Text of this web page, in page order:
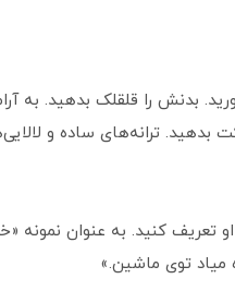
بدنش را قلقلک بدهید. به
بدهید. ترانه‌های ساده و
تعریف کنید. به عنوان نمونه
میاد توی ماشین.»